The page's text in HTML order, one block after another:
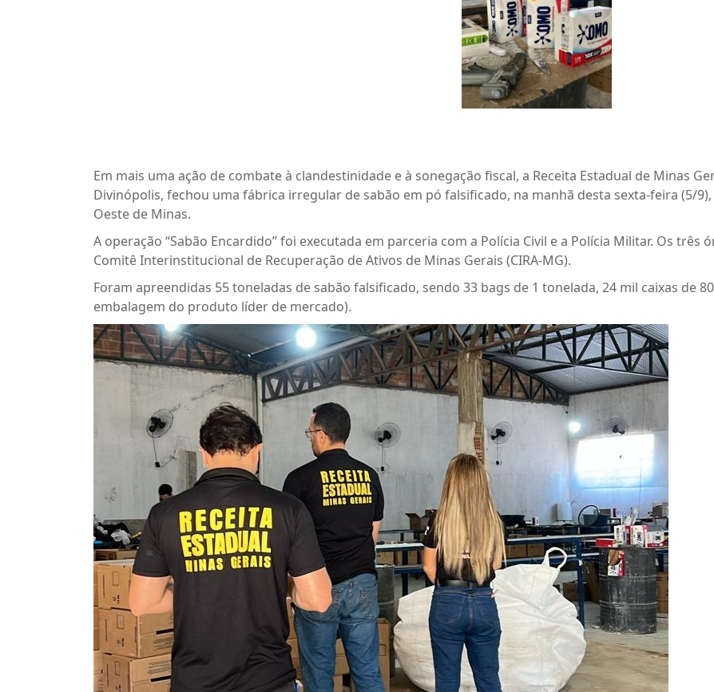
Em mais uma ação de combate à clandestinidade e à sonegação fiscal, a Receita Estadual de Minas
Divinópolis, fechou uma fábrica irregular de sabão em pó falsificado, na manhã desta sexta-feira (5/
Oeste de Minas.
A operação “Sabão Encardido” foi executada em parceria com a Polícia Civil e a Polícia Militar. Os três
Comitê Interinstitucional de Recuperação de Ativos de Minas Gerais (CIRA-MG).
Foram apreendidas 55 toneladas de sabão falsificado, sendo 33 bags de 1 tonelada, 24 mil caixas de
embalagem do produto líder de mercado).